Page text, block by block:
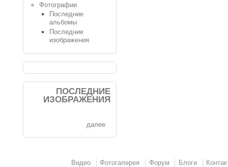
Фотографии
Последние
альбомы
Последние
изображения
ПОСЛЕДНИЕ
ИЗОБРАЖЕНИЯ
далее
Видео Фотогалерея Форум Блоги